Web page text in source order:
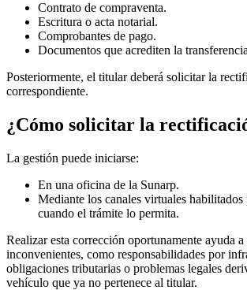
Contrato de compraventa.
Escritura o acta notarial.
Comprobantes de pago.
Documentos que acrediten la
Posteriormente, el titular deberá solicitar la
correspondiente.
¿Cómo solicitar la
La gestión puede iniciarse:
En una oficina de la Sunarp.
Mediante los canales virtuales habilitados
cuando el trámite lo permita.
Realizar esta corrección oportunamente ayuda
inconvenientes, como responsabilidades por
obligaciones tributarias o problemas legales
vehículo que ya no pertenece al titular.